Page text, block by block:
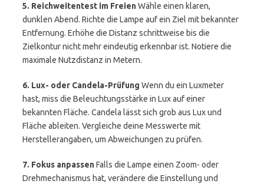
5. Reichweitentest im FreienWähle einen klaren,
dunklen Abend. Richte die Lampe auf ein Ziel mit bekannter
Entfernung. Erhöhe die Distanz schrittweise bis die
Zielkontur nicht mehr eindeutig erkennbar ist. Notiere die
maximale Nutzdistanz in Metern.
6. Lux- oder Candela-Prüfung Wenn du ein Luxmeter
hast, miss die Beleuchtungsstärke in Lux auf einer
bekannten Fläche. Candela lässt sich grob aus Lux und
Fläche ableiten. Vergleiche deine Messwerte mit
Herstellerangaben, um Abweichungen zu prüfen.
7. Fokus anpassenFalls die Lampe einen Zoom- oder
Drehmechanismus hat, verändere die Einstellung und